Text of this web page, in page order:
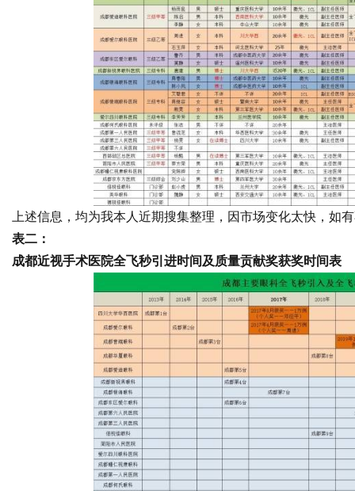
Bo
上述信息，均为我本人近期搜集整理，因市场变化太快，如
表二：
成都近视手术医院全飞秒引进时间及质量贡献奖获奖时间表